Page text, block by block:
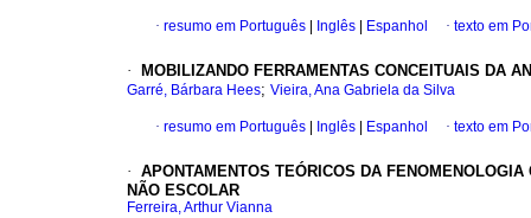
· resumo em Português Inglês Espanhol · texto em
· MOBILIZANDO FERRAMENTAS CONCEITUAIS DA
Garré, Bárbara Hees; Vieira, Ana Gabriela da Silva
· resumo em Português Inglês Espanhol · texto em
· APONTAMENTOS TEÓRICOS DA
NÃO ESCOLAR
Ferreira, Arthur Vianna